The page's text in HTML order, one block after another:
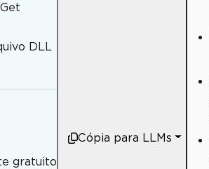
DLL
gratuito
Cópia para LLMs